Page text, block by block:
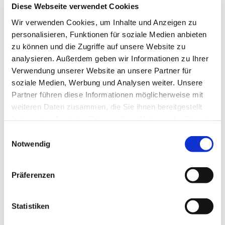
Diese Webseite verwendet Cookies
Wir verwenden Cookies, um Inhalte und Anzeigen zu
personalisieren, Funktionen für soziale Medien anbieten
zu können und die Zugriffe auf unsere Website zu
analysieren. Außerdem geben wir Informationen zu Ihrer
Verwendung unserer Website an unsere Partner für
soziale Medien, Werbung und Analysen weiter. Unsere
Partner führen diese Informationen möglicherweise mit
weiteren Daten zusammen, die Sie ihnen bereitgestellt
Notwendig
Präferenzen
Statistiken
Im September bekommt die Platane bereits die
ersten Nachbarn, dann ziehen bis zu 60 Kinder und
ihre Erzieherinnen und Erzieher in den neuen
dreigruppigen Kindergarten im Untergeschoss des
Neubaus ein.
Im Oktober folgen die Verwaltungsmitarbeiterinnen
und -mitarbeiter der Gemeinde St. Peter & Paul
sowie der Citypastoral, die Katholische
Pfadfinder und 14 Studierende beziehen ihre
mit italienischer Küche, Kaffeespezialitäten und
Die Platane wird dann die ersten Blätter verlieren,